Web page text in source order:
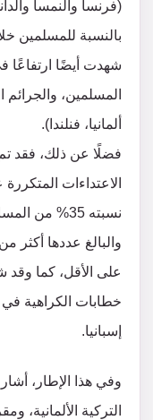
(فرنسا والنمسا
شهدت أيضًا ارتفاعًا
المسلمين، والجرائم
ألمانيا، فنلندا).
فضلًا عن ذلك، فقد
الاعتداءات
نسبته 35%
خطابات الكراهية
إسبانيا.
وفي هذا الإطار،
التركية الألمانية،